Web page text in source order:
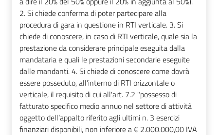
2. Si chiede conferma di poter partecipare alla
procedura di gara in questione in RTI verticale. 3. Si
chiede di conoscere, in caso di RTI verticale, quale sia la
prestazione da considerare principale eseguita dalla
mandataria e quali le prestazioni secondarie eseguite
dalle mandanti. 4. Si chiede di conoscere come dovrà
essere posseduto, all’interno di RTI orizzontale o
verticale, il requisito di cui all'art. 7.2 "possesso di
fatturato specifico medio annuo nel settore di attività
oggetto dell’appalto riferito agli ultimi n. 3 esercizi
finanziari disponibili, non inferiore a € 2.000.000,00 IVA